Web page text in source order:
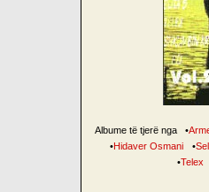
Albume të tjerë nga •
•Hidaver Osmani •
•Telex